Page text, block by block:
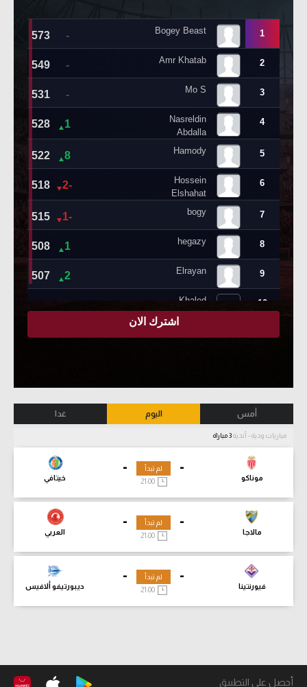
أمس اليوم غدا
مباريات ودية - أندية
-
موناكو
-
خيتافي
لم تبدأ
21:00
-
مالاجا
-
العربي
لم تبدأ
21:00
-
فيورنتينا
-
ديبورتيفو ألافيس
لم تبدأ
21:00
أحصل على التطبيق